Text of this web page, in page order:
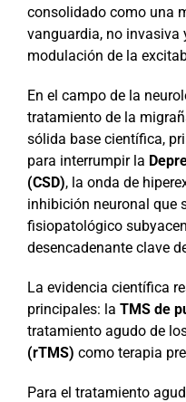
consolidado como una
vanguardia, no invasiva
modulación de la
En el campo de la
tratamiento de la
sólida base científica,
para interrumpir la
(CSD), la onda de
inhibición neuronal que
fisiopatológico
desencadenante clave
La evidencia científica
principales: la TMS de
tratamiento agudo de
(rTMS) como terapia
Para el tratamiento